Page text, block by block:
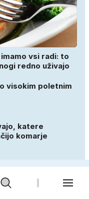
vsi radi: to
redno uživajo
visokim poletnim
katere
komarje
kako se zaščititi